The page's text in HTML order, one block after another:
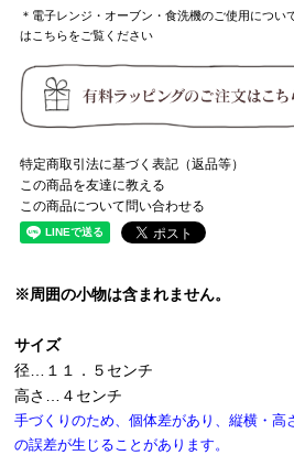
＊電子レンジ・オーブン・食洗機のご使用につい
はこちらをご覧ください
特定商取引法に基づく表記（返品等）
この商品を友達に教える
この商品について問い合わせる
※周囲の小物は含まれません。
サイズ
径…１１．５センチ
高さ…４センチ
手づくりのため、個体差があり、縦横・高
の誤差が生じることがあります。